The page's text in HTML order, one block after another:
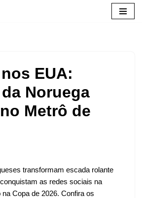
EUA:
Noruega
Metrô de
transformam escada rolante
as redes sociais na
Copa de 2026. Confira os